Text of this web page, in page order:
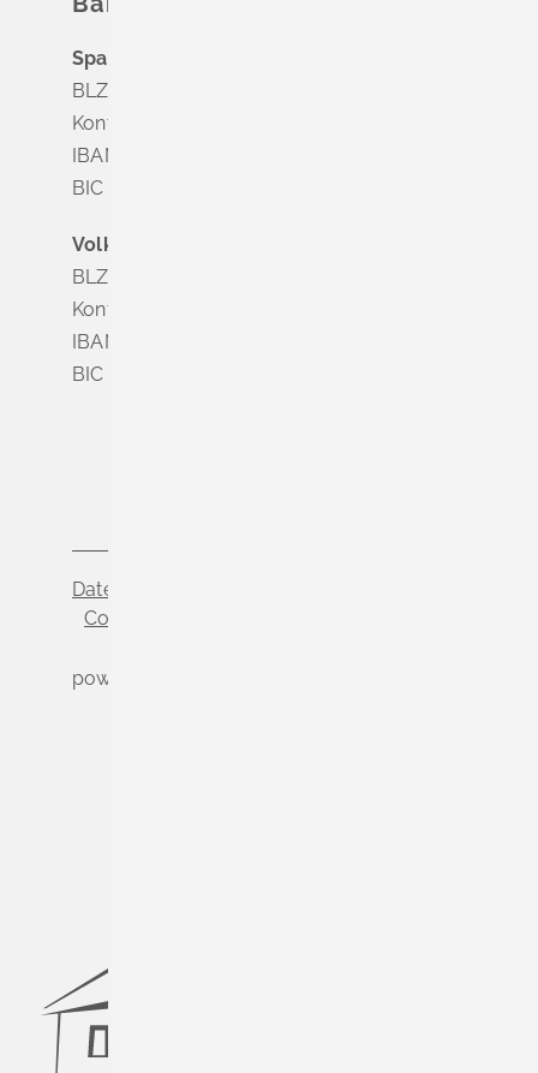
Sparkasse Markgräflerland Müllheim
BLZ 683 518 65
Konto Nr. 8 028 524
IBAN DE63 6835 1865 0008 0285 24
BIC SOLADES1MGL
Volksbank Dreiländereck
BLZ 683 900 00
Konto Nr. 3 500 004
IBAN DE56 6839 0000 0003 5000 04
BIC VOLODE66
Datenschutz
Cookie-Einstellungen
powered by